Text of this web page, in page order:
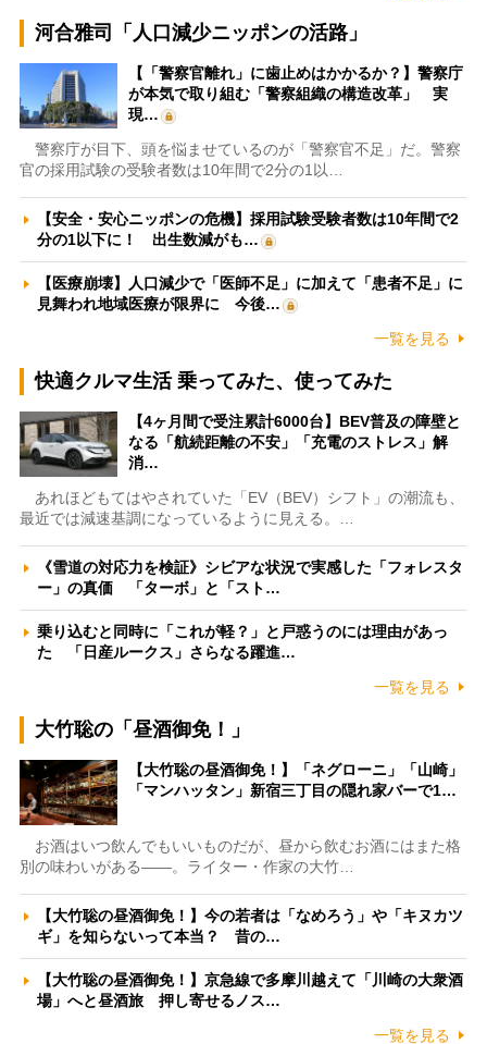
河合雅司「人口減少ニッポンの活路」
【「警察官離れ」に歯止めはかかるか？】警察庁
が本気で取り組む「警察組織の構造改革」 実
現…
警察庁が目下、頭を悩ませているのが「警察官不足」だ。警察
官の採用試験の受験者数は10年間で2分の1以…
【安全・安心ニッポンの危機】採用試験受験者数は10年間で2
分の1以下に！ 出生数減がも…
【医療崩壊】人口減少で「医師不足」に加えて「患者不足」に
見舞われ地域医療が限界に 今後…
一覧を見る
快適クルマ生活 乗ってみた、使ってみた
【4ヶ月間で受注累計6000台】BEV普及の障壁と
なる「航続距離の不安」「充電のストレス」解
消…
あれほどもてはやされていた「EV（BEV）シフト」の潮流も、
最近では減速基調になっているように見える。…
《雪道の対応力を検証》シビアな状況で実感した「フォレスタ
ー」の真価 「ターボ」と「スト…
乗り込むと同時に「これが軽？」と戸惑うのには理由があっ
た 「日産ルークス」さらなる躍進…
一覧を見る
大竹聡の「昼酒御免！」
【大竹聡の昼酒御免！】「ネグローニ」「山崎」
「マンハッタン」新宿三丁目の隠れ家バーで1…
お酒はいつ飲んでもいいものだが、昼から飲むお酒にはまた格
別の味わいがある――。ライター・作家の大竹…
【大竹聡の昼酒御免！】今の若者は「なめろう」や「キヌカツ
ギ」を知らないって本当？ 昔の…
【大竹聡の昼酒御免！】京急線で多摩川越えて「川崎の大衆酒
場」へと昼酒旅 押し寄せるノス…
一覧を見る